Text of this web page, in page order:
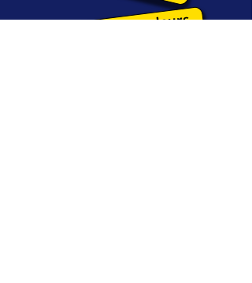
Objectifs et valeurs